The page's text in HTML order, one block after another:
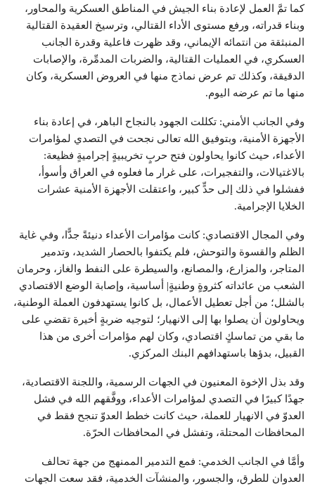
كما تمَّ العمل لإعادة بناء الجيش في المناطق العسكرية والمحاور،
وبناء قدراته، ورفع مستوى الأداء القتالي، وترسيخ العقيدة القتالية
المنبثقة من انتمائه الإيماني، وقد ظهرت فاعلية وقدرة الجانب
العسكري، في العمليات القتالية، والضربات المدمِّرة، والإصابات
الدقيقة، وكذلك تم عرض نماذج منها في العروض العسكرية، وكان
منها ما تم عرضه اليوم.
وفي الجانب الأمني: تكللت الجهود بالنجاح الباهر، في إعادة بناء
الأجهزة الأمنية، وبتوفيق الله تعالى نجحت في التصدي لمؤامرات
الأعداء، حيث كانوا يحاولون فتح حربٍ تخريبيةٍ إجراميةٍ فظيعة:
بالاغتيالات، والتفجيرات، على غرار ما فعلوه في العراق وأسوأ،
ففشلوا في ذلك إلى حدٍّ كبير، واعتقلت الأجهزة الأمنية عشرات
الخلايا الإجرامية.
وفي المجال الاقتصادي: كانت مؤامرات الأعداء دنيئةً جدًّا، وفي غاية
الظلم والقسوة والتوحش، فلم يكتفوا بالحصار الشديد، وتدمير
المتاجر، والمزارع، والمصانع، والسيطرة على النفط والغاز، وحرمان
الشعب من عائداته كثروةٍ وطنيةٍ| أساسية، وإصابة الوضع الاقتصادي
بالشلل؛ من أجل تعطيل الأعمال، بل كانوا يستهدفون العملة الوطنية،
ويحاولون أن يصلوا بها إلى الانهيار؛ لتوجيه ضربةٍ أخيرة تقضي على
ما بقي من تماسكٍ اقتصادي، وكان لهم مؤامرات أخرى من هذا
القبيل، بدؤها باستهدافهم البنك المركزي.
وقد بذل الإخوة المعنيون في الجهات الرسمية، واللجنة الاقتصادية،
جهدًا كبيرًا في التصدي لمؤامرات الأعداء، ووفَّقهم الله في فشل
العدوّ في الانهيار للعملة، حيث كانت خطط العدوّ تنجح فقط في
المحافظات المحتلة، وتفشل في المحافظات الحرّة.
وأمَّا في الجانب الخدمي: فمع التدمير الممنهج من جهة تحالف
العدوان للطرق، والجسور، والمنشآت الخدمية، فقد سعت الجهات